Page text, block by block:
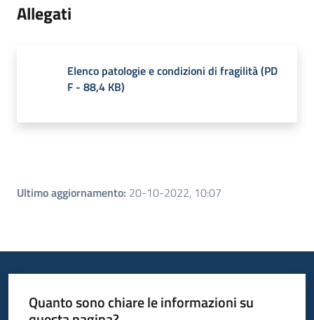
Allegati
Elenco patologie e condizioni di fragilità(PD
F - 88,4 KB)
Ultimo aggiornamento: 20-10-2022, 10:07
Quanto sono chiare le informazioni su